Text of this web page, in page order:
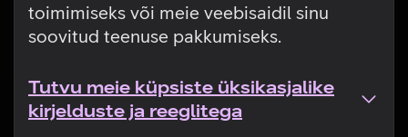
toimimiseks või meie veebisaidil sinu
soovitud teenuse pakkumiseks.
Tutvu meie küpsiste üksikasjalike
kirjelduste ja reeglitega